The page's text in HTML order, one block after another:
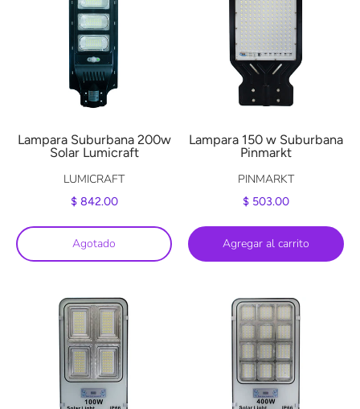
Lampara Suburbana 200w
Solar Lumicraft
LUMICRAFT
$ 842.00
Agotado
Lampara 150 w Suburbana
Pinmarkt
PINMARKT
$ 503.00
Agregar al carrito